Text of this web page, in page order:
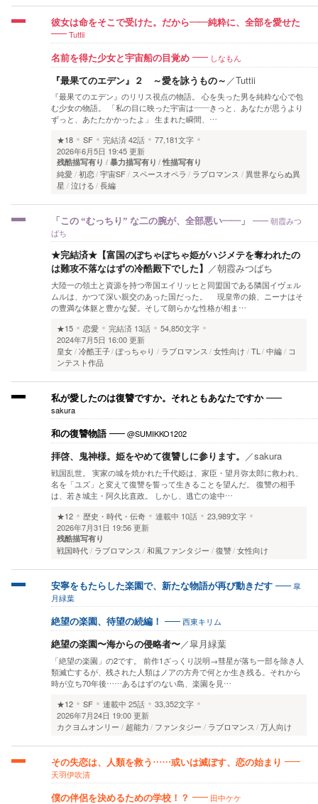
彼女は命をそこで受けた。だから——純粋に、全部を愛せた
Tuttii
名前を得た少女と宇宙船の目覚め しなもん
『最果てのエデン』２ ～愛を詠うもの～ ／Tuttii
『最果てのエデン』のリリス視点の物語。 心を失った男を純粋な心で包
む少女の物語。 「私の目に映った宇宙は——きっと、あなたが思うより
ずっと、あたたかかったよ」 生まれた瞬間、…
★18
SF 完結済42話
77,181文字
2026年6月5日 19:45 更新
残酷描写有り 暴力描写有り 性描写有り
純愛 初恋 宇宙SF スペースオペラ ラブロマンス
異世界ならぬ異
星
泣ける 長編
「この “むっちり” な二の腕が、全部悪い――」
朝霞みつ
ばち
★完結済★【富国のぽちゃぽちゃ姫がハジメテを奪われたの
は難攻不落なはずの冷酷殿下でした】 ／朝霞みつばち
大陸一の領土と資源を持つ帝国エイリッヒと同盟国である隣国イヴェル
ムルは、かつて深い親交のあった国だった。 現皇帝の娘、ニーナはそ
の豊満な体躯と豊かな髪。そして朗らかな性格が相ま…
★15
恋愛 完結済 13話
54,850文字
2024年7月5日 16:00 更新
皇女 冷酷王子 ぽっちゃり ラブロマンス 女性向け TL 中編
コ
ンテスト作品
私が愛したのは復讐ですか。それともあなたですか
sakura
和の復讐物語 @SUMIKKO1202
拝啓、鬼神様。姫をやめて復讐しに参ります。 ／sakura
戦国乱世。 実家の城を焼かれた千代姫は、家臣・望月弥太郎に救われ、
名を「ユズ」と変えて復讐を誓って生きることを望んだ。 復讐の相手
は、若き城主・阿久比直政。 しかし、逃亡の途中…
★12
歴史・時代・伝奇 連載中 10話
23,989文字
2026年7月31日 19:56 更新
残酷描写有り
戦国時代 ラブロマンス 和風ファンタジー 復讐 女性向け
安寧をもたらした楽園で、新たな物語が再び動きだす
皐
月緑葉
絶望の楽園、待望の続編！ 西東キリム
絶望の楽園〜海からの侵略者〜／皐月緑葉
「絶望の楽園」の2です。 前作1ざっくり説明→彗星が落ち一部を除き人
類滅亡するが、残された人類はノアの方舟で何とか生き残る。それから
時が立ち70年後……あるはずのない島、楽園を見…
★12
SF 連載中 25話
33,352文字
2026年7月24日 19:00 更新
カクヨムオンリー
超能力 ファンタジー ラブロマンス 万人向け
その失恋は、人類を救う……或いは滅ぼす、恋の始まり
天羽伊吹清
僕の伴侶を決めるための学校！？ 田中ケケ